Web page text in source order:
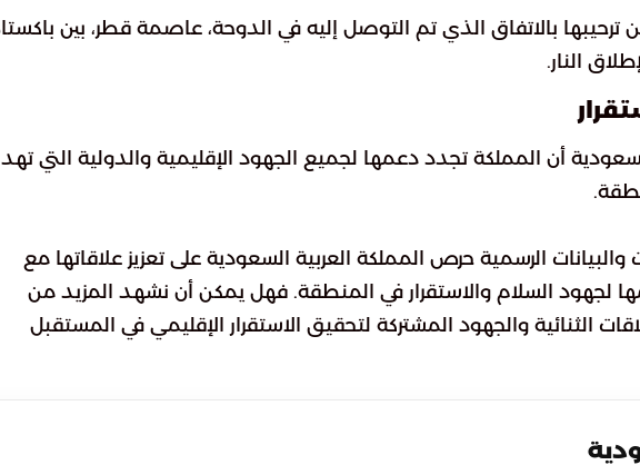
ترحيبها بالاتفاق الذي تم التوصل إليه في الدوحة، عاصمة قطر، بين
النار.
أن المملكة تجدد دعمها لجميع الجهود الإقليمية والدولية التي
الرسمية حرص المملكة العربية السعودية على تعزيز علاقاتها مع
لجهود السلام والاستقرار في المنطقة. فهل يمكن أن نشهد المزيد من
الثنائية والجهود المشتركة لتحقيق الاستقرار الإقليمي في المستقبل